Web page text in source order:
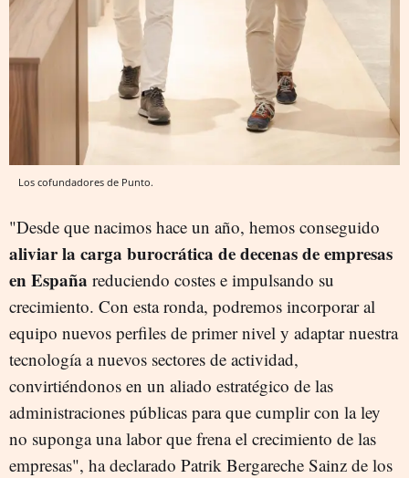
Los cofundadores de Punto.
"Desde que nacimos hace un año, hemos conseguido
aliviar la carga burocrática de decenas de empresas
en España reduciendo costes e impulsando su
crecimiento. Con esta ronda, podremos incorporar al
equipo nuevos perfiles de primer nivel y adaptar nuestra
tecnología a nuevos sectores de actividad,
convirtiéndonos en un aliado estratégico de las
administraciones públicas para que cumplir con la ley
no suponga una labor que frena el crecimiento de las
empresas", ha declarado Patrik Bergareche Sainz de los